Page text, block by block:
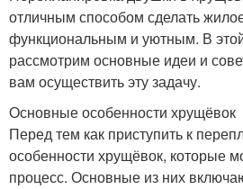
отличным способом сделать
функциональным и уютным. В
рассмотрим основные идеи и
вам осуществить эту задачу.
Основные особенности хрущёвок
Перед тем как приступить к
особенности хрущёвок, которые
процесс. Основные из них